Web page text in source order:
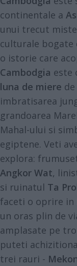
continentale a
unui trecut
culturale bogate
o istorie care
Cambodgia este
luna de miere
imbratisarea
grandoarea
Mahal-ului si
egiptene. Veti
explora:
Angkor Wat,
si ruinatul Ta
faceti o oprire in
un oras plin de
amplasate pe
puteti
trei rauri -